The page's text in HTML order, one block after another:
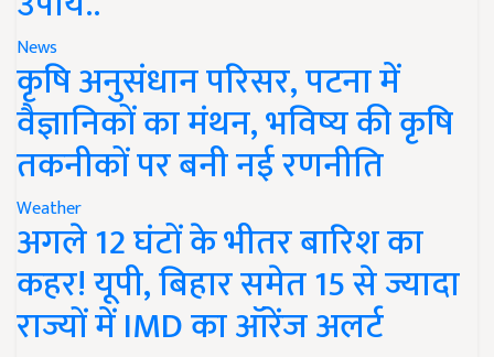
News
कृषि अनुसंधान परिसर, पटना में
वैज्ञानिकों का मंथन, भविष्य की कृषि
तकनीकों पर बनी नई रणनीति
Weather
अगले 12 घंटों के भीतर बारिश का
कहर! यूपी, बिहार समेत 15 से ज्यादा
राज्यों में IMD का ऑरेंज अलर्ट